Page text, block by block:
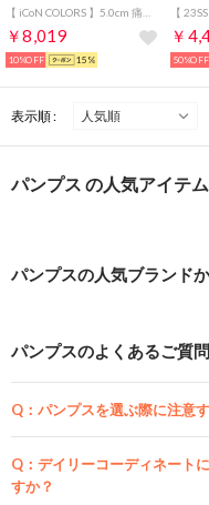
￥8,019
10%OFF 15%
￥
50%OFF
表示順 :
パンプス の人気アイテム
パンプスの人気ブランド
パンプスのよくあるご質問
Q： パンプスを選ぶ際に注意
Q： デイリーコーディネート
すか？